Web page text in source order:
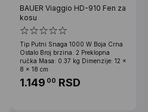
BAUER Viaggio HD-910 Fen za
kosu
Tip Putni Snaga 1000 W Boja Crna
Ostalo Broj brzina: 2 Preklopna
ručka Masa: 0.37 kg Dimenzije: 12 x
8 x 18 cm
1.149 00 RSD